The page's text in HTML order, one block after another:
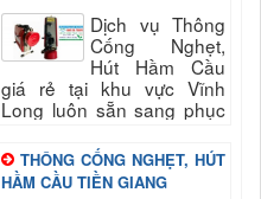
Dịch vụ Thông
Cống Nghẹt,
Hút Hầm Cầu
giá rẻ tại khu vực Vĩnh
Long luôn sẵn sang phục
đảm bảo uy tín, chất lượng
hài lòng quý...
THÔNG CỐNG NGHẸT, HÚT
HẦM CẦU TIỀN GIANG